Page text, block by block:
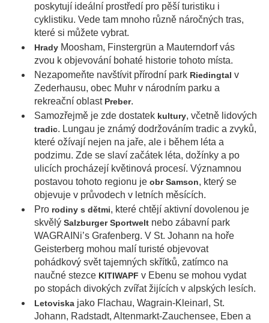
poskytují ideální prostředí pro pěší turistiku i
cyklistiku. Vede tam mnoho různě náročných tras,
které si můžete vybrat.
Hrady Moosham, Finstergrün a Mauterndorf vás
zvou k objevování bohaté historie tohoto místa.
Nezapomeňte navštívit přírodní park Riedingtal v
Zederhausu, obec Muhr v národním parku a
rekreační oblast Preber.
Samozřejmě je zde dostatek kultury, včetně lidových
tradic. Lungau je známý dodržováním tradic a zvyků,
které ožívají nejen na jaře, ale i během léta a
podzimu. Zde se slaví začátek léta, dožínky a po
ulicích procházejí květinová procesí. Významnou
postavou tohoto regionu je obr Samson, který se
objevuje v průvodech v letních měsících.
Pro rodiny s dětmi, které chtějí aktivní dovolenou je
skvělý Salzburger Sportwelt nebo zábavní park
WAGRAINi’s Grafenberg. V St. Johann na hoře
Geisterberg mohou malí turisté objevovat
pohádkový svět tajemných skřítků, zatímco na
naučné stezce KITIWAPF v Ebenu se mohou vydat
po stopách divokých zvířat žijících v alpských lesích.
Letoviska jako Flachau, Wagrain-Kleinarl, St.
Johann, Radstadt, Altenmarkt-Zauchensee, Eben a